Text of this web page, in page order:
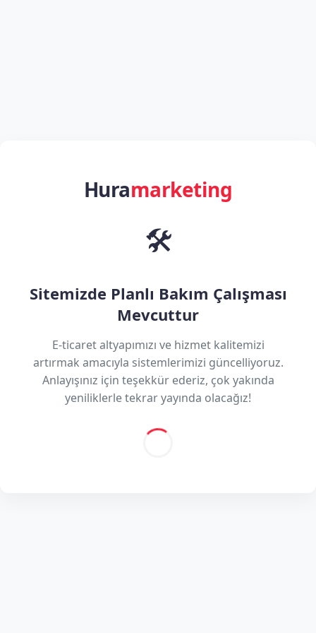
Huramarketing
🛠️
Sitemizde Planlı Bakım Çalışması
Mevcuttur
E-ticaret altyapımızı ve hizmet kalitemizi
artırmak amacıyla sistemlerimizi güncelliyoruz.
Anlayışınız için teşekkür ederiz, çok yakında
yeniliklerle tekrar yayında olacağız!